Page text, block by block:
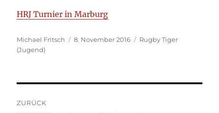
HRJ Turnier in Marburg
Autor
Michael Fritsch
Veröffentlicht
8. November 2016 Kategorien
Rugby Tiger
(Jugend)
ZURÜCK